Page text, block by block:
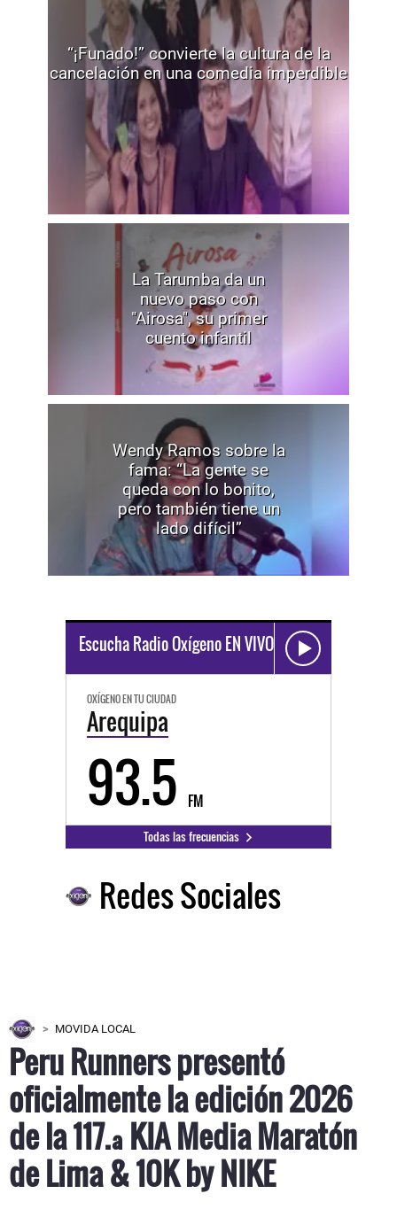
“¡Funado!” convierte la cultura de la
cancelación en una comedia imperdible
La Tarumba da un
nuevo paso con
"Airosa", su primer
cuento infantil
Wendy Ramos sobre la
fama: “La gente se
queda con lo bonito,
pero también tiene un
lado difícil”
Escucha Radio Oxígeno EN VIVO
OXÍGENO EN TU CIUDAD
Arequipa
93.5 FM
Todas las frecuencias
Redes Sociales
MOVIDA LOCAL
Peru Runners presentó
oficialmente la edición 2026
de la 117.ª KIA Media Maratón
de Lima & 10K by NIKE